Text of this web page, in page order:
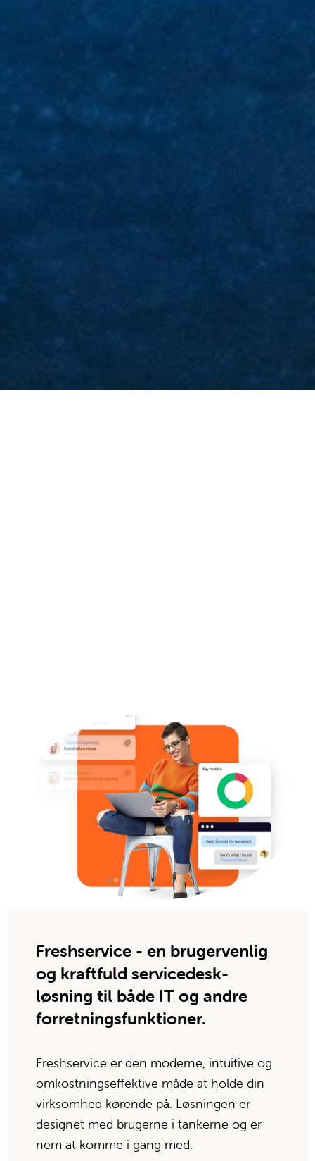
Freshservice - en brugervenlig
og kraftfuld servicedesk-
løsning til både IT og andre
forretningsfunktioner.
Freshservice er den moderne, intuitive og
omkostningseffektive måde at holde din
virksomhed kørende på. Løsningen er
designet med brugerne i tankerne og er
nem at komme i gang med.